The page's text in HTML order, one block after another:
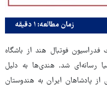
زمان مطالعه: ۱ دقیقه
فوتبال هند از باشگاه
رسانه‌ای شد. هندی‌ها به دلیل
از پادشاهان ایران به هندوستان